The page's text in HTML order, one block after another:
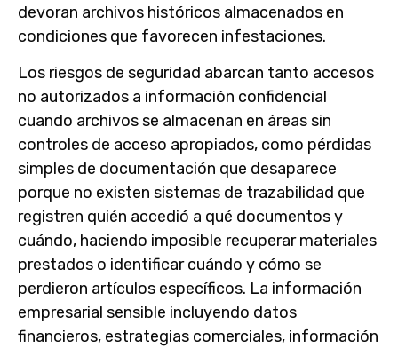
devoran archivos históricos almacenados en
condiciones que favorecen infestaciones.
Los riesgos de seguridad abarcan tanto accesos
no autorizados a información confidencial
cuando archivos se almacenan en áreas sin
controles de acceso apropiados, como pérdidas
simples de documentación que desaparece
porque no existen sistemas de trazabilidad que
registren quién accedió a qué documentos y
cuándo, haciendo imposible recuperar materiales
prestados o identificar cuándo y cómo se
perdieron artículos específicos. La información
empresarial sensible incluyendo datos
financieros, estrategias comerciales, información